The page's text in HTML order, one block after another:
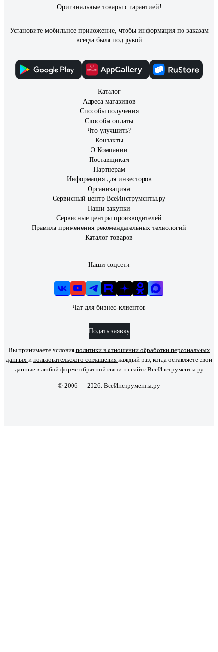
Оригинальные товары с гарантией!
Установите мобильное приложение, чтобы информация по заказам
всегда была под рукой
Каталог
Адреса магазинов
Способы получения
Способы оплаты
Что улучшить?
Контакты
О Компании
Поставщикам
Партнерам
Информация для инвесторов
Организациям
Сервисный центр ВсеИнструменты.ру
Наши закупки
Сервисные центры производителей
Правила применения рекомендательных технологий
Каталог товаров
Наши соцсети
Чат для бизнес-клиентов
Подать заявку
Вы принимаете условия политики в отношении обработки персональных
данных и пользовательского соглашения каждый раз, когда оставляете свои
данные в любой форме обратной связи на сайте ВсеИнструменты.ру
© 2006 — 2026. ВсеИнструменты.ру